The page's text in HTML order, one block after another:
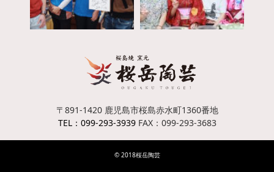
〒891-1420 鹿児島市桜島赤水町1360番地
TEL：099-293-3939 FAX：099-293-3683
© 2018桜岳陶芸